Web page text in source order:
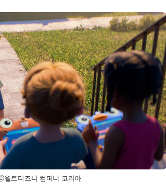
트디즈니 컴퍼니 코리아